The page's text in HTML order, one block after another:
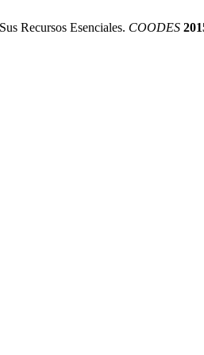
Recursos Esenciales. COODES